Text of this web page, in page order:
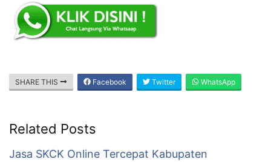
SHARE THIS Facebook Twitter WhatsApp
Related Posts
Jasa SKCK Online Tercepat Kabupaten